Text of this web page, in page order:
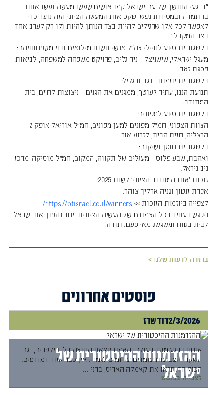
״ברגעי החושך של עם ישראל קמו אנשים שעשו מעשה ועשו אותו
בהתמדה ובמסירות נפש. טקס אות המעשה הציוני הזה נועד כדי
לאפשר לכל אלו שרגילים להיות בצד הנותן להיות ולו רק לערב אחד
בצד המקבל״
בקטגוריית סיוע לחיילי צה"ל אנשי ונשות מילואים ובני משפחותיהם:
מעגל ישראלי, שישניצל - ניר גלים, פרויקט משפחה למשפחה, לביאות
פסגת זאב.
בקטגוריית יוזמות בנגב ובגליל:
תנועת הננו, עתיד לעוטף, ממגנים את הגנים - ניצוצות לחיים, בית
המתנדב.
בקטגוריית סיוע למפונים:
הצוות הצפוני, חמ"ל מפונים למען מפונים, חמ"ל אוריאל אופק 2
הרצליה, חזית הבית, לזרוע אור.
בקטגוריית חוסן ושיקום:
ואהבת, שבע פלוס - מעגלים של תקווה, המקום, חמ"ל מוסיקה, מרכז
ניב ניראל.
זוכות 'אות המתנדב הציוני' לשנת 2025:
אפרת זנטון וגניה ארליך צוהר.
לצפייה ביוזמות הזוכות >> https://otisrael.co.il/winners/
ניפגש בעתיד בכל הצמתים של העשיה הציונית. יחד נהפוך את ישראל
לבית בטוח ומשגשג מאי פעם. תודה!
בחזרה לדעות שלנו >
פוסטים אחרונים
2/3/2026דוד שרז
ההזדמנות ההיסטורית של
ישראל
אנחנו ברגע מוזר בעולם. האמת יוצאת החוצה בלי פילטרים, וגם
השקר והצביעות עומדים עירומים לגמרי. אין כבר אזור דמדומים.
הכול חד.תראו את קאמלה האריס, ברני ...
לצפייה בפוסט